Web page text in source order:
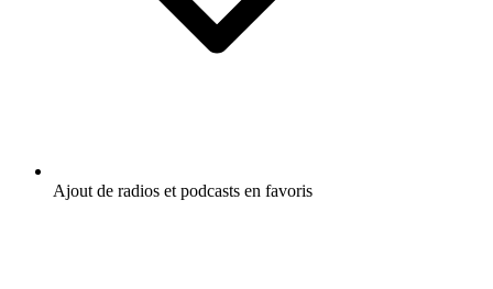
Ajout de radios et podcasts en favoris